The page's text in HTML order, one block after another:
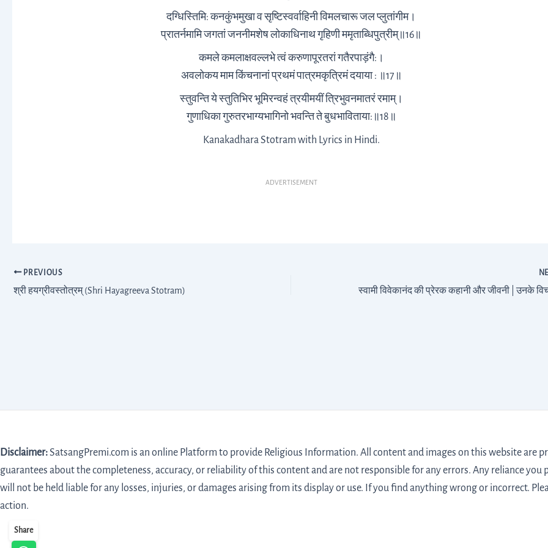
Share
दग्धिस्तिमि: कनकुंभमुखा व सृष्टिस्वर्वाहिनी विमलचारू जल प्लुतांगीम।
प्रातर्नमामि जगतां जननीमशेष लोकाधिनाथ गृहिणी ममृताब्धिपुत्रीम्॥16॥
कमले कमलाक्षवल्लभे त्वं करुणापूरतरां गतैरपाड़ंगै:।
अवलोकय माम किंचनानां प्रथमं पात्रमकृत्रिमं दयाया : ॥17॥
स्तुवन्ति ये स्तुतिभिर भूमिरन्वहं त्रयीमयीं त्रिभुवनमातरं रमाम्।
गुणाधिका गुरुतरभाग्यभागिनो भवन्ति ते बुधभाविताया:॥18॥
Kanakadhara Stotram with Lyrics in Hindi.
ADVERTISEMENT
PREVIOUS
श्री हयग्रीवस्तोत्रम् (Shri Hayagreeva Stotram)
Disclaimer:SatsangPremi.com is an online Platform to provide Religious Information. All content and images on this website are
guarantees about the completeness, accuracy, or reliability of this content and are not responsible for any errors. Any reliance
will not be held liable for any losses, injuries, or damages arising from its display or use. If you find anything wrong or incorrect.
action.